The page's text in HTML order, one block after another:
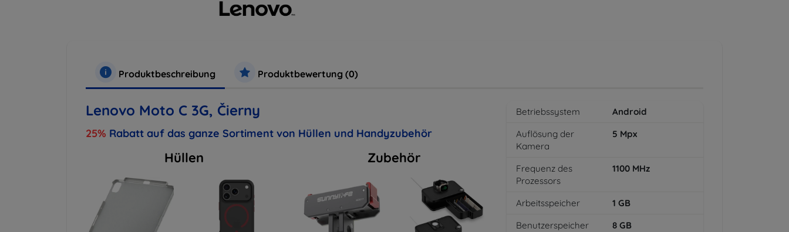
Produktbeschreibung Produktbewertung (0)
Lenovo Moto C 3G, Čierny
25% Rabatt auf das ganze Sortiment von Hüllen und Handyzubehör
Hüllen Zubehör
Betriebssystem
Android
Auflösung der
Kamera
5 Mpx
Frequenz des
Prozessors
1100 MHz
Arbeitsspeicher 1 GB
Benutzerspeicher
8 GB